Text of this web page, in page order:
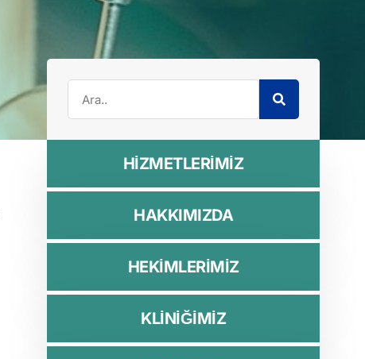
HİZMETLERİMİZ
HAKKIMIZDA
HEKİMLERİMİZ
KLİNİĞİMİZ